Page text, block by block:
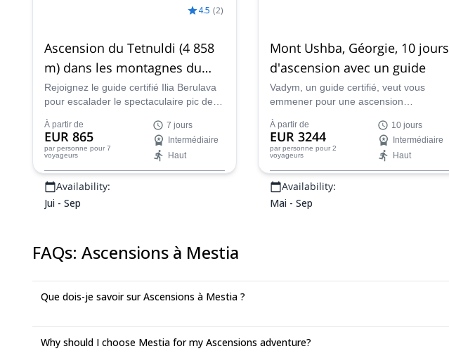
4.5 (2)
Ascension du Tetnuldi (4 858
m) dans les montagnes du
Caucase
Rejoignez le guide certifié Ilia Berulava
pour escalader le spectaculaire pic de
du Caucase à Svaneti, en Géorgie !
À partir de
EUR 865
par personne pour 7
voyageurs
7 jours
Intermédiaire
Haut
Availability:
Jui - Sep
Mont Ushba, Géorgie, 10 jours
d'ascension avec un guide
Vadym, un guide certifié, veut vous
emmener pour une ascension
Mont Ushba dans le Caucase de la
Géorgie.
À partir de
EUR 3244
par personne pour 2
voyageurs
10 jours
Intermédiaire
Haut
Availability:
Mai - Sep
FAQs: Ascensions à Mestia
Que dois-je savoir sur Ascensions à Mestia ?
Why should I choose Mestia for my Ascensions adventure?